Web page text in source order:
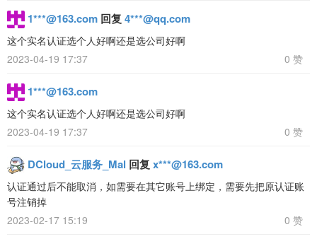
1***@163.com 回复 4***@qq.com
这个实名认证选个人好啊还是选公司好啊
2023-04-19 17:37
0 赞
1***@163.com
这个实名认证选个人好啊还是选公司好啊
2023-04-19 17:37
0 赞
DCloud_云服务_Mal 回复 x***@163.com
认证通过后不能取消，如需要在其它账号上绑定，需要先把原认证账
号注销掉
2023-02-17 15:19
0 赞